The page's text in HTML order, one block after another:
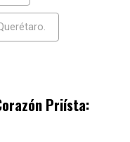
Priísta: